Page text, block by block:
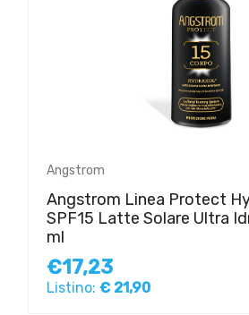
Angstrom
Angstrom Linea Protect
SPF15 Latte Solare Ultra
ml
€17,23
Listino: € 21,90